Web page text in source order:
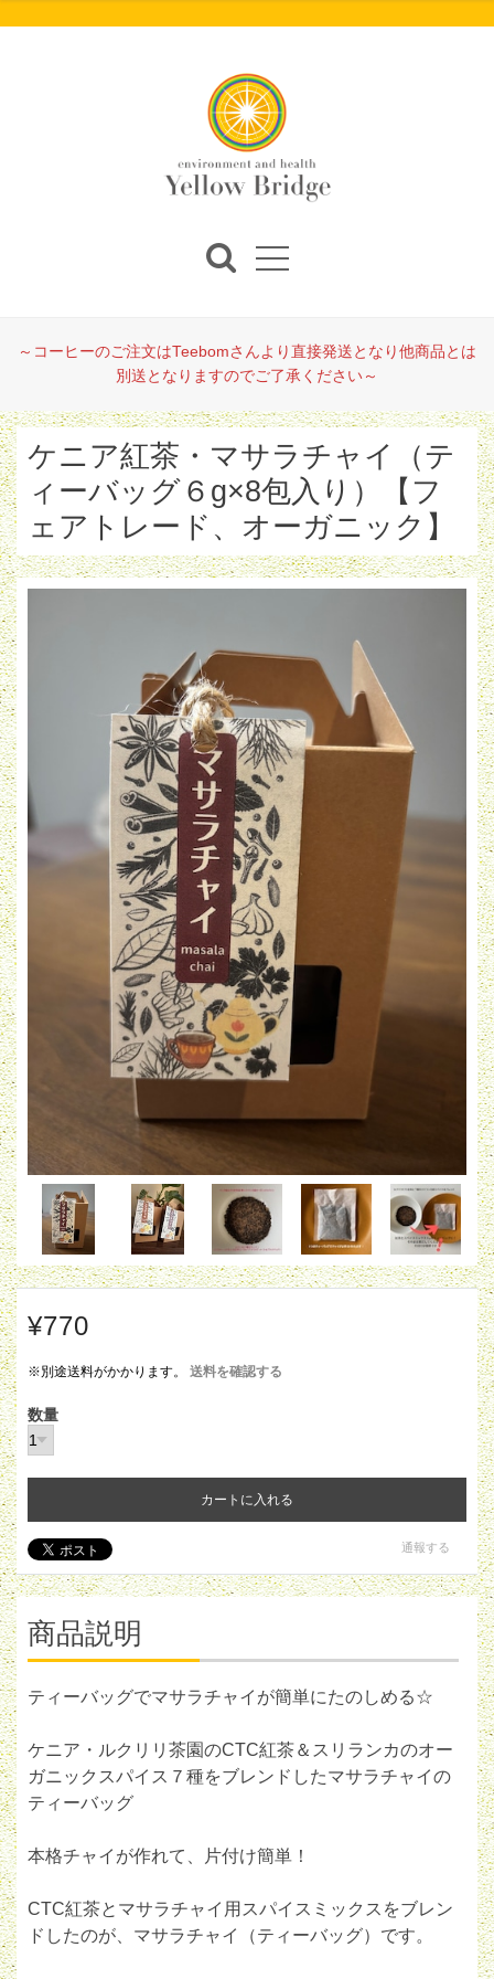
～コーヒーのご注文はTeebomさんより直接発送となり他商品とは
別送となりますのでご了承ください～
ケニア紅茶・マサラチャイ（テ
ィーバッグ６g×8包入り）【フ
ェアトレード、オーガニック】
¥770
※別途送料がかかります。 送料を確認する
数量
カートに入れる
通報する
商品説明
ティーバッグでマサラチャイが簡単にたのしめる☆
ケニア・ルクリリ茶園のCTC紅茶＆スリランカのオー
ガニックスパイス７種をブレンドしたマサラチャイの
ティーバッグ
本格チャイが作れて、片付け簡単！
CTC紅茶とマサラチャイ用スパイスミックスをブレン
ドしたのが、マサラチャイ（ティーバッグ）です。